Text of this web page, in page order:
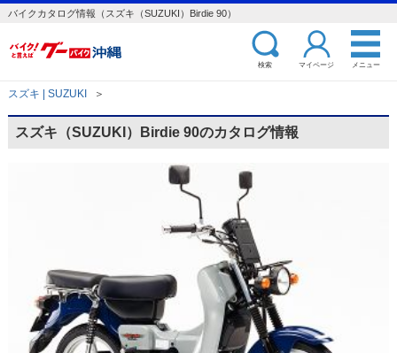
バイクカタログ情報（スズキ（SUZUKI）Birdie 90）
検索 マイページ メニュー
スズキ | SUZUKI ＞
スズキ（SUZUKI）Birdie 90のカタログ情報